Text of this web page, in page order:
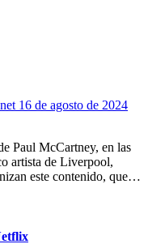
16 de agosto de 2024
artista de Liverpool,
este contenido, que…